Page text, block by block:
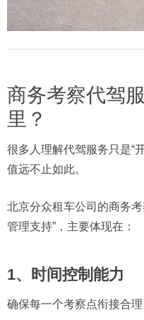
商务考察代驾
里？
很多人理解代驾服务只是“
值远不止如此。
北京分众租车公司的商务
管理支持”，主要体现在：
1、时间控制能力
确保每一个考察点衔接合理